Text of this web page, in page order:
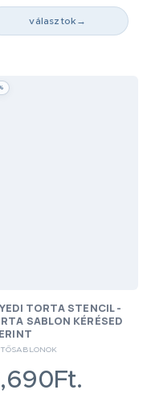
választok →
TORTA STENCIL -
SABLON KÉRÉSED